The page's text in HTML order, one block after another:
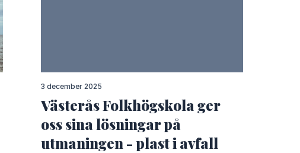
3 december 2025
Västerås Folkhögskola ger
oss sina lösningar på
utmaningen - plast i avfall